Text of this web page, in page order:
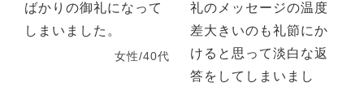
ばかりの御礼になって
しまいました。
女性/40代
礼のメッセージの温度
差大きいのも礼節にか
けると思って淡白な返
答をしてしまいまし